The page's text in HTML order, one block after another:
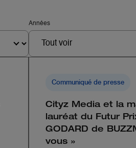
Années
Communiqué de presse
Cityz Media et la
lauréat du Futur
GODARD de
vous »